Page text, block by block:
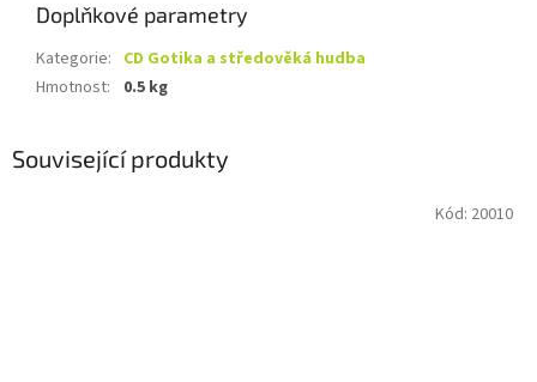
Doplňkové parametry
Kategorie: CD Gotika a středověká hudba
Hmotnost: 0.5 kg
Související produkty
Kód: 20010